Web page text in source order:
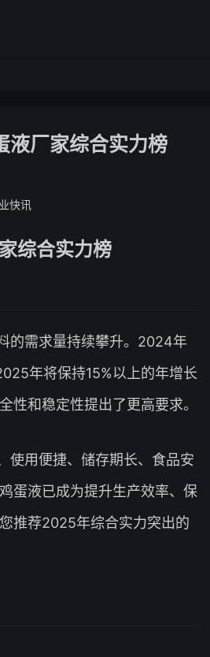
厂家综合实力榜
快讯
综合实力榜
的需求量持续攀升。2024年
年将保持15%以上的年增长
性和稳定性提出了更高要求。
使用便捷、储存期长、食品安
蛋液已成为提升生产效率、保
推荐2025年综合实力突出的